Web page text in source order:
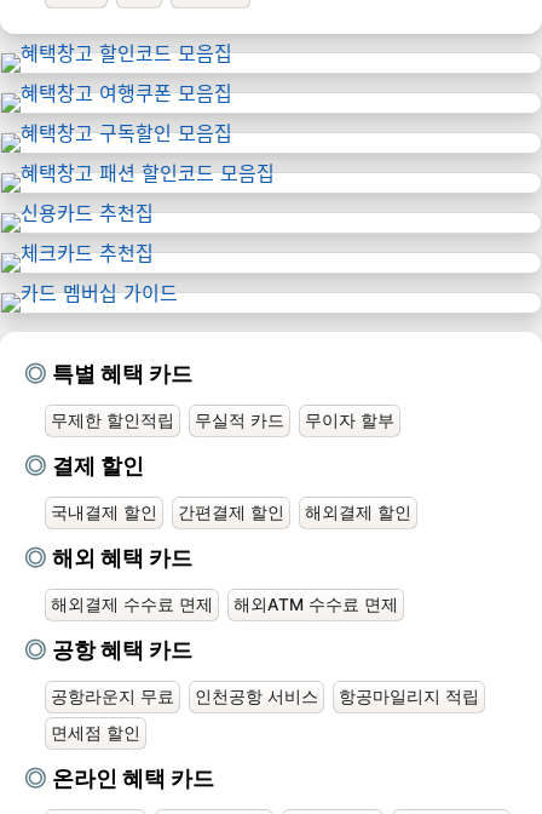
특별 혜택 카드
무제한 할인적립 무실적 카드 무이자 할부
결제 할인
국내결제 할인 간편결제 할인 해외결제 할인
해외 혜택 카드
해외결제 수수료 면제 해외ATM 수수료 면제
공항 혜택 카드
공항라운지 무료 인천공항 서비스
항공마일리지 적립
면세점 할인
온라인 혜택 카드